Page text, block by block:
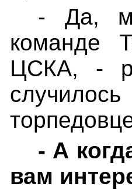
- Да,
команде
ЦСКА, -
- А
вам